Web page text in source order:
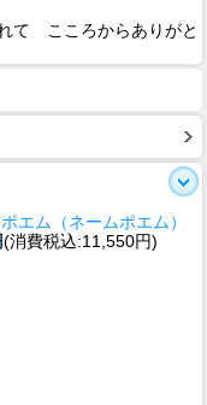
て こころからありがと
エム（ネームポエム）
(消費税込:11,550円)